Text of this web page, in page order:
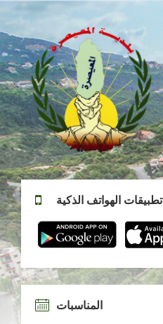
تطبيقات الهواتف الذكية
المناسبات